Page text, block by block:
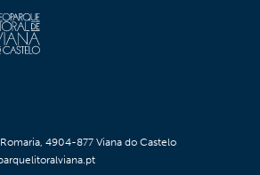
4904-877 Viana do Castelo